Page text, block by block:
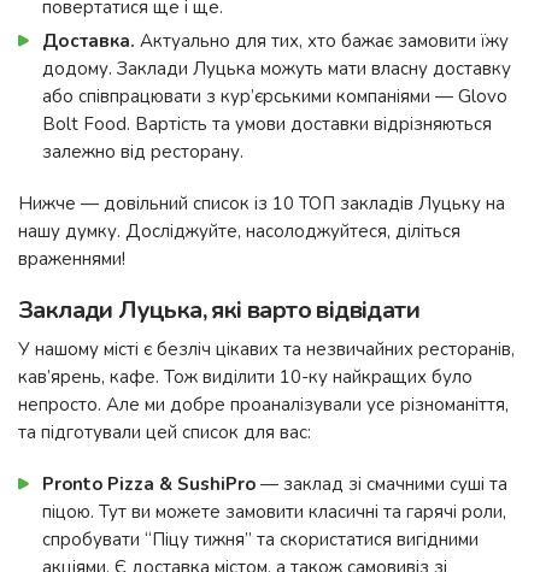
повертатися ще і ще.
Доставка. Актуально для тих, хто бажає замовити їжу
додому. Заклади Луцька можуть мати власну доставку
або співпрацювати з кур’єрськими компаніями — Glovo
Bolt Food. Вартість та умови доставки відрізняються
залежно від ресторану.
Нижче — довільний список із 10 ТОП закладів Луцьку на
нашу думку. Досліджуйте, насолоджуйтеся, діліться
враженнями!
Заклади Луцька, які варто відвідати
У нашому місті є безліч цікавих та незвичайних ресторанів,
кав’ярень, кафе. Тож виділити 10-ку найкращих було
непросто. Але ми добре проаналізували усе різноманіття,
та підготували цей список для вас:
Pronto Pizza & SushiPro — заклад зі смачними суші та
піцою. Тут ви можете замовити класичні та гарячі роли,
спробувати “Піцу тижня” та скористатися вигідними
акціями. Є доставка містом, а також самовивіз зі